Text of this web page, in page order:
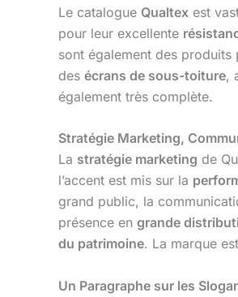
Le catalogue Qualtex est
pour leur excellente
sont également des produits
des écrans de sous-toiture,
également très complète.
Stratégie Marketing,
La stratégie marketing de
l’accent est mis sur la
grand public, la
présence en grande
du patrimoine. La marque
Un Paragraphe sur les